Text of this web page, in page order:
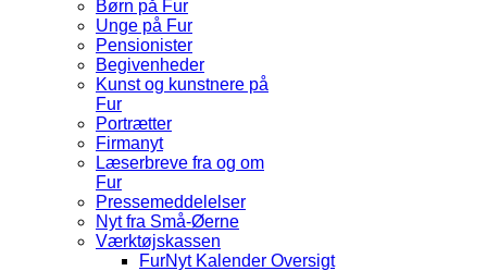
Børn på Fur
Unge på Fur
Pensionister
Begivenheder
Kunst og kunstnere på
Fur
Portrætter
Firmanyt
Læserbreve fra og om
Fur
Pressemeddelelser
Nyt fra Små-Øerne
Værktøjskassen
FurNyt Kalender Oversigt